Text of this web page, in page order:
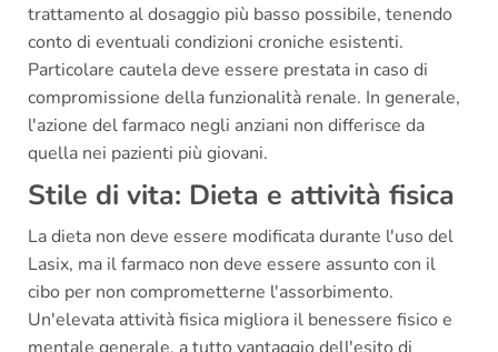
trattamento al dosaggio più basso possibile, tenendo
conto di eventuali condizioni croniche esistenti.
Particolare cautela deve essere prestata in caso di
compromissione della funzionalità renale. In generale,
l'azione del farmaco negli anziani non differisce da
quella nei pazienti più giovani.
Stile di vita: Dieta e attività fisica
La dieta non deve essere modificata durante l'uso del
Lasix, ma il farmaco non deve essere assunto con il
cibo per non comprometterne l'assorbimento.
Un'elevata attività fisica migliora il benessere fisico e
mentale generale, a tutto vantaggio dell'esito di